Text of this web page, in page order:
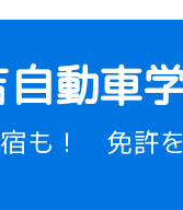
動車
も！ 免許